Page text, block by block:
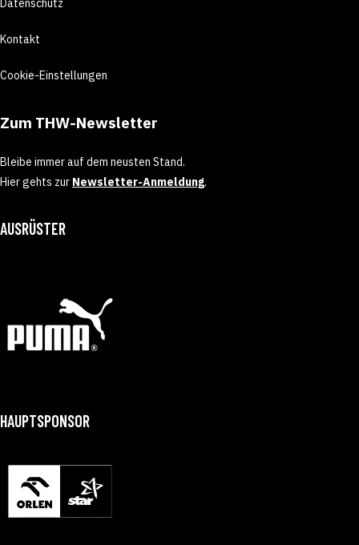
Datenschutz
Kontakt
Cookie-Einstellungen
Zum THW-Newsletter
Bleibe immer auf dem neusten Stand.
Hier gehts zur Newsletter-Anmeldung.
AUSRÜSTER
HAUPTSPONSOR